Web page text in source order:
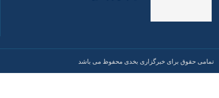
تمامی حقوق برای خبرگزاری بخدی محفوظ می باشد